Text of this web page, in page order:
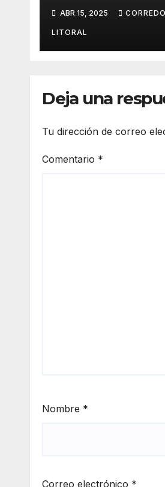
INNOVADOR
EL DUELO Y LA
CULTURA.
ABR 15, 2025
LITORAL
Deja una
Tu dirección de correo
Comentario *
Nombre *
Correo electrónico *